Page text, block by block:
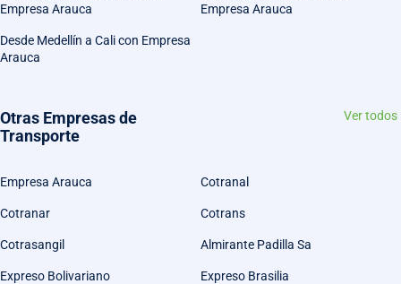
Empresa Arauca
Empresa Arauca
Desde Medellín a Cali con Empresa
Arauca
Otras Empresas de
Transporte
Ver todos
Empresa Arauca Cotranal
Cotranar Cotrans
Cotrasangil Almirante Padilla Sa
Expreso Bolivariano Expreso Brasilia